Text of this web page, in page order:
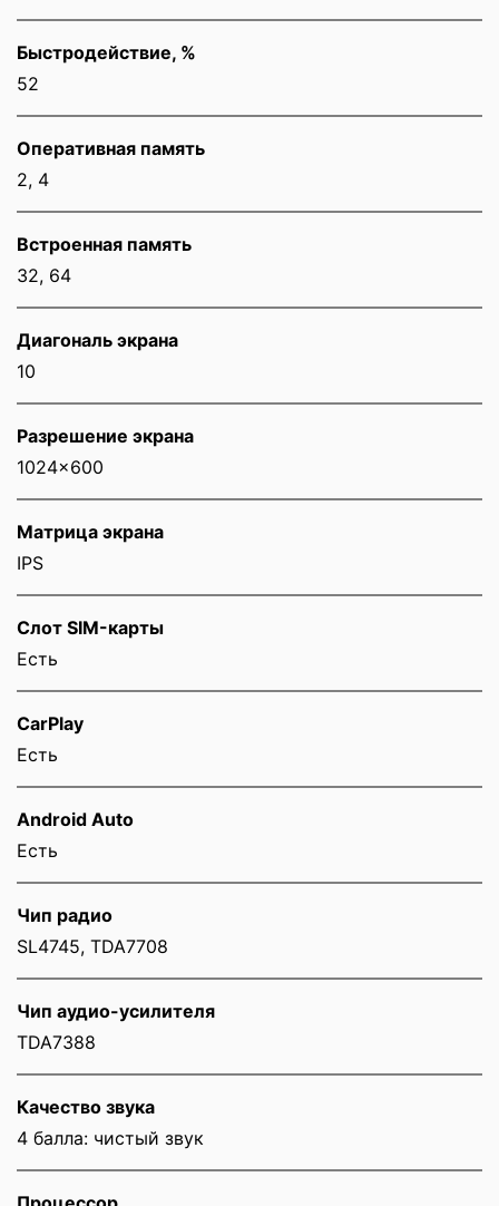
Быстродействие, %
52
Оперативная память
2, 4
Встроенная память
32, 64
Диагональ экрана
10
Разрешение экрана
1024x600
Матрица экрана
IPS
Слот SIM-карты
Eсть
CarPlay
Есть
Android Auto
Есть
Чип радио
SL4745, TDA7708
Чип аудио-усилителя
TDA7388
Качество звука
4 балла: чистый звук